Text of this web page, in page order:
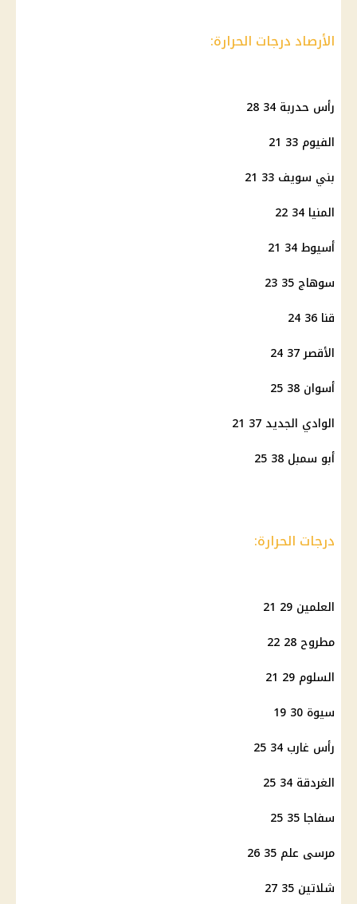
الأرصاد درجات الحرارة:
رأس حدربة 34 28
الفيوم 33 21
بني سويف 33 21
المنيا 34 22
أسيوط 34 21
سوهاج 35 23
قنا 36 24
الأقصر 37 24
أسوان 38 25
الوادي الجديد 37 21
أبو سمبل 38 25
درجات الحرارة:
العلمين 29 21
مطروح 28 22
السلوم 29 21
سيوة 30 19
رأس غارب 34 25
الغردقة 34 25
سفاجا 35 25
مرسى علم 35 26
شلاتين 35 27